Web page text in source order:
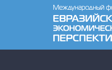
Перейти к основному содержанию